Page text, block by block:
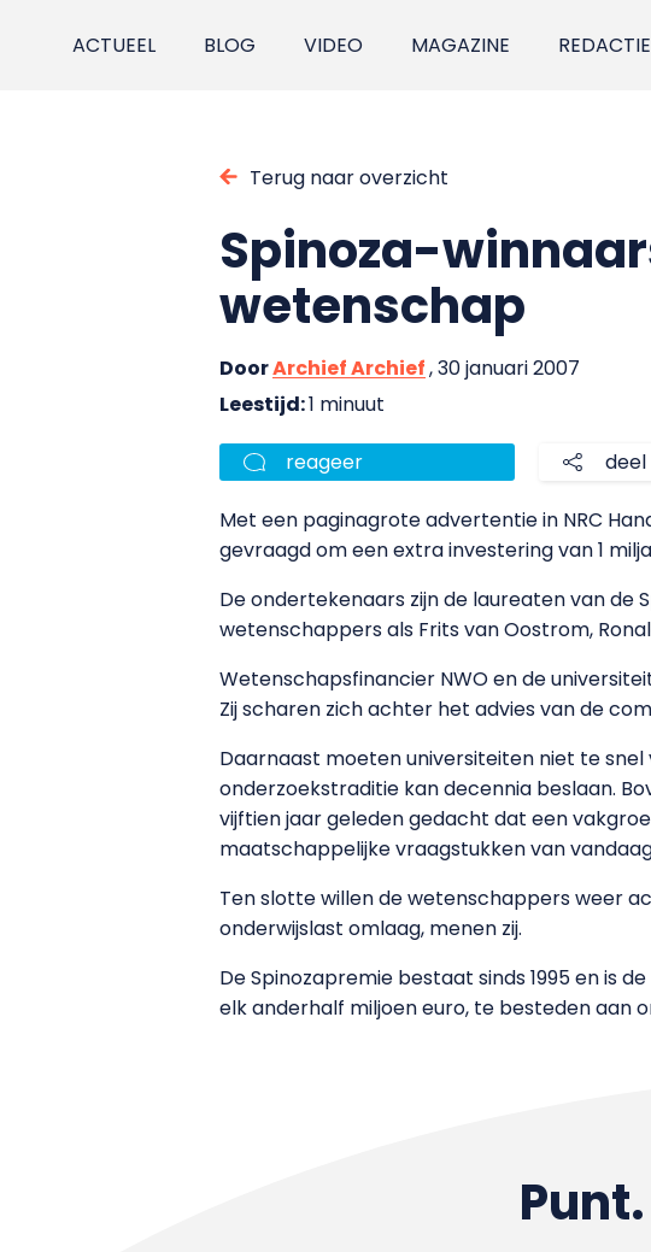
ACTUEEL BLOG VIDEO MAGAZINE REDACTIE
Terug naar overzicht
Spinoza-
wetenschap
DoorArchief Archief, 30 januari 2007
Leestijd:1 minuut
reageer deel
Met een paginagrote advertentie in NRC
gevraagd om een extra investering van 1
De ondertekenaars zijn de laureaten van de
wetenschappers als Frits van Oostrom,
Wetenschapsfinancier NWO en de
Zij scharen zich achter het advies van de
Daarnaast moeten universiteiten niet te
onderzoekstraditie kan decennia beslaan.
vijftien jaar geleden gedacht dat een
maatschappelijke vraagstukken van
Ten slotte willen de wetenschappers weer
onderwijslast omlaag, menen zij.
De Spinozapremie bestaat sinds 1995 en is
elk anderhalf miljoen euro, te besteden aan